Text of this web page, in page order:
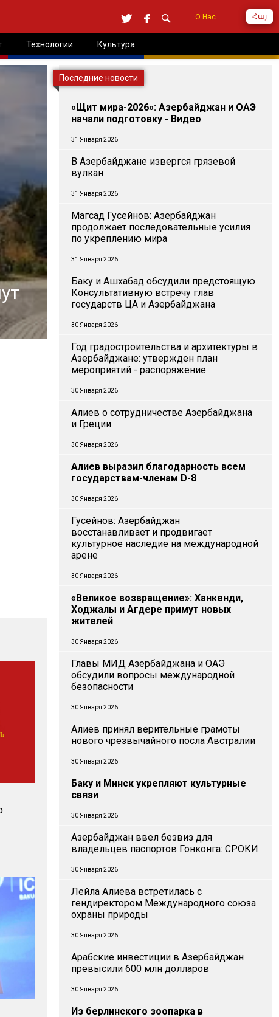
Հայ
О Нас
Технологии Культура
Последние новости
«Щит мира-2026»: Азербайджан и ОАЭ
начали подготовку - Видео
31 Января 2026
В Азербайджане извергся грязевой
вулкан
31 Января 2026
Магсад Гусейнов: Азербайджан
продолжает последовательные усилия
по укреплению мира
31 Января 2026
Баку и Ашхабад обсудили предстоящую
Консультативную встречу глав
государств ЦА и Азербайджана
30 Января 2026
Год градостроительства и архитектуры в
Азербайджане: утвержден план
мероприятий - распоряжение
30 Января 2026
Алиев о сотрудничестве Азербайджана
и Греции
30 Января 2026
Алиев выразил благодарность всем
государствам-членам D-8
30 Января 2026
Гусейнов: Азербайджан
восстанавливает и продвигает
культурное наследие на международной
арене
30 Января 2026
«Великое возвращение»: Ханкенди,
Ходжалы и Агдере примут новых
жителей
30 Января 2026
Главы МИД Азербайджана и ОАЭ
обсудили вопросы международной
безопасности
30 Января 2026
Алиев принял верительные грамоты
нового чрезвычайного посла Австралии
30 Января 2026
Баку и Минск укрепляют культурные
связи
30 Января 2026
Азербайджан ввел безвиз для
владельцев паспортов Гонконга: СРОКИ
30 Января 2026
Лейла Алиева встретилась с
гендиректором Международного союза
охраны природы
30 Января 2026
Арабские инвестиции в Азербайджан
превысили 600 млн долларов
30 Января 2026
Из берлинского зоопарка в